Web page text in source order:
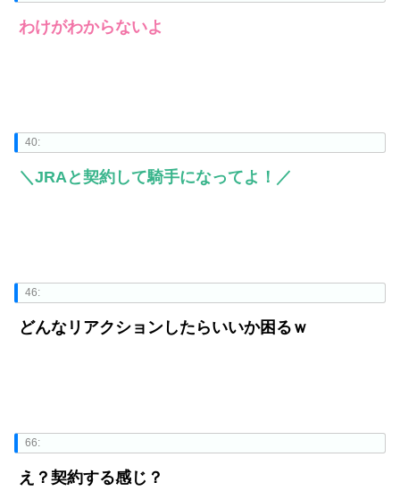
わけがわからないよ
40:
＼JRAと契約して騎手になってよ！／
46:
どんなリアクションしたらいいか困るｗ
66:
え？契約する感じ？